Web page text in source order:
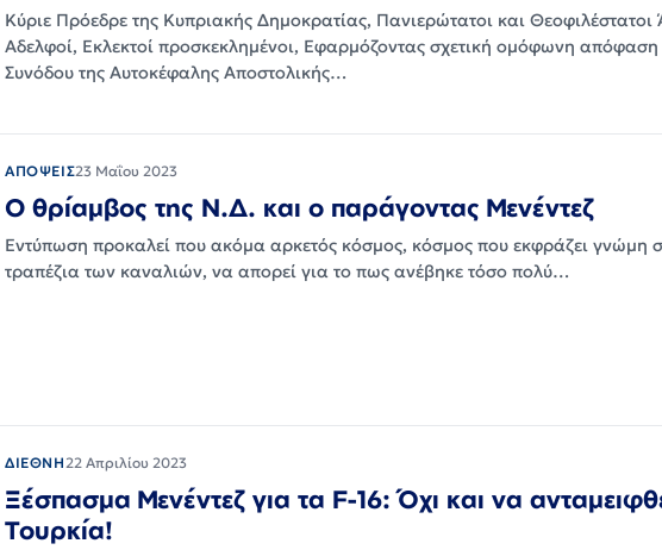
Κύριε Πρόεδρε της Κυπριακής Δημοκρατίας, Πανιερώτατοι και Θεοφιλέστατοι
Αδελφοί, Εκλεκτοί προσκεκλημένοι, Εφαρμόζοντας σχετική ομόφωνη απόφαση
Συνόδου της Αυτοκέφαλης Αποστολικής…
ΑΠΟΨΕΙΣ23 Μαΐου 2023
Ο θρίαμβος της Ν.Δ. και ο παράγοντας Μενέντεζ
Εντύπωση προκαλεί που ακόμα αρκετός κόσμος, κόσμος που εκφράζει γνώμη
τραπέζια των καναλιών, να απορεί για το πως ανέβηκε τόσο πολύ…
ΔΙΕΘΝΗ22 Απριλίου 2023
Ξέσπασμα Μενέντεζ για τα F-16: Όχι και να
Τουρκία!